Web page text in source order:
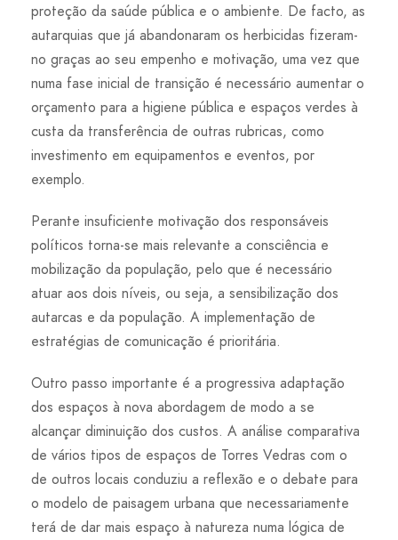
proteção da saúde pública e o ambiente. De facto, as
autarquias que já abandonaram os herbicidas fizeram-
no graças ao seu empenho e motivação, uma vez que
numa fase inicial de transição é necessário aumentar o
orçamento para a higiene pública e espaços verdes à
custa da transferência de outras rubricas, como
investimento em equipamentos e eventos, por
exemplo.
Perante insuficiente motivação dos responsáveis
políticos torna-se mais relevante a consciência e
mobilização da população, pelo que é necessário
atuar aos dois níveis, ou seja, a sensibilização dos
autarcas e da população. A implementação de
estratégias de comunicação é prioritária.
Outro passo importante é a progressiva adaptação
dos espaços à nova abordagem de modo a se
alcançar diminuição dos custos. A análise comparativa
de vários tipos de espaços de Torres Vedras com o
de outros locais conduziu a reflexão e o debate para
o modelo de paisagem urbana que necessariamente
terá de dar mais espaço à natureza numa lógica de